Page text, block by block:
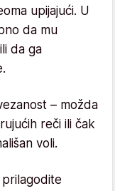
upijajući. U
da mu
da ga
– možda
reči ili čak
voli.